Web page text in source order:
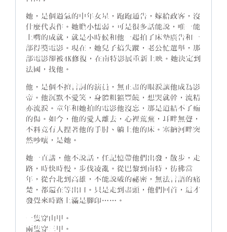
她，是個過氣的中年女星，跑跑通告，嫁給政客，沒
什麼代表作。她膽小懦弱，可是很多話能說，唯一能
上嘴的成就，就是小時候和他一起拍了床墊廣告和一
部得獎電影。現在，她兒子搞失蹤，老公忙選舉，那
部電影卻被4K修復，在南特影展重新上映。她決定到
法國，找他。
他，是個不擅言詞的演員，無止盡的眼淚讓他成為影
帝。他沉默不愛笑，身體粗獷豐饒，想哭就幹，流精
亦流淚。童年和她拍的電影他沒忘，那是道結不了痂
的傷。如今，他的愛人離去，心裡荒蕪，耳畔無聲，
不料竟有人捏著他的手肘、躺上他的床。塞納河畔突
然吵嚷，是她。
她一直講，他不說話，任記憶帶他們出發，散步，走
路，時快時慢，步伐凌亂。從巴黎到南特，彷彿當
年，從台北到高雄，不能說破的祕密，無法言語的痛
楚，都還在等出口。只是走到盡頭，他們回首，這才
發覺來時路上滿是腳印……。
一隻穿山甲。
兩隻穿三甲。